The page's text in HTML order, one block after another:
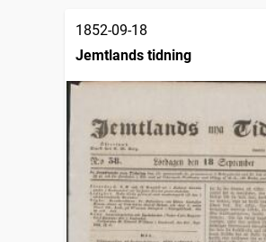
1852-09-18
Jemtlands tidning